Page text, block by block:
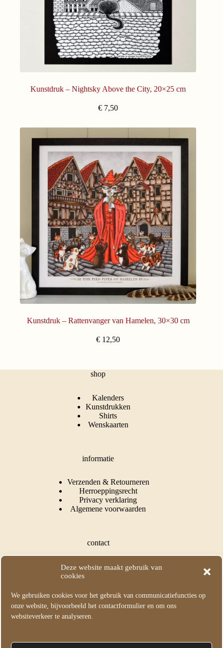
Deze website maakt gebruik van
cookies
We gebruiken cookies voor het gebruik van communicatiefuncties op
onze website, bijvoorbeeld het contactformulier en om ons
websiteverkeer te analyseren.
Kunstdruk – Nightsky Above the City, 20×25 cm
€ 7,50
Kunstdruk – Rattenvanger van Hamelen, 30×30 cm
€ 12,50
shop
Kalenders
Kunstdrukken
Shirts
Wenskaarten
informatie
Verzenden & Retourneren
Herroeppingsrecht
Privacy verklaring
Algemene voorwaarden
contact
Puss In Books Illustration
Kapelle, Nederland
info@pussinbooksillustration.com
T: +31 (0) 615631595
volg mij